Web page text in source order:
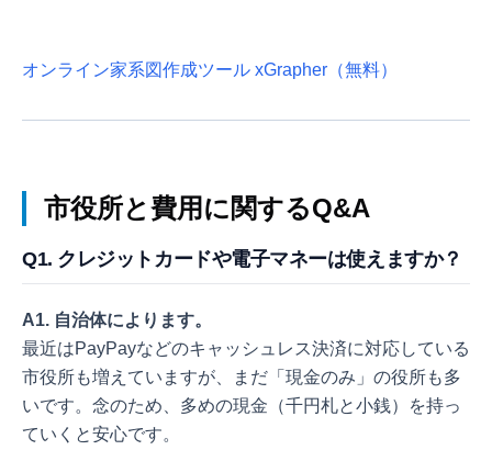
オンライン家系図作成ツール xGrapher（無料）
市役所と費用に関するQ&A
Q1. クレジットカードや電子マネーは使えますか？
A1. 自治体によります。
最近はPayPayなどのキャッシュレス決済に対応している
市役所も増えていますが、まだ「現金のみ」の役所も多
いです。念のため、多めの現金（千円札と小銭）を持っ
ていくと安心です。